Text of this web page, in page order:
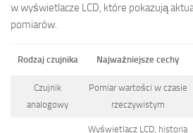
w wyświetlacze LCD, które pokazują
pomiarów.
Rodzaj czujnika Najważniejsze cechy
Czujnik
analogowy
Pomiar wartości w czasie
rzeczywistym
Wyświetlacz LCD, historia